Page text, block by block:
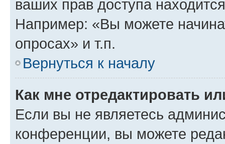
ваших прав доступа
Например: «Вы можете
опросах» и т.п.
Вернуться к началу
Как мне отредактировать
Если вы не являетесь
конференции, вы можете